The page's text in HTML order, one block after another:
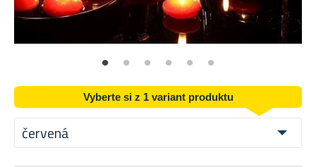
Vyberte si z 1 variant produktu
červená